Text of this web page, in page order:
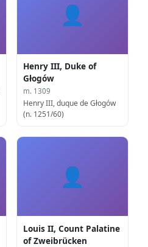
👤
Henry III, Duke of
Głogów
m. 1309
Henry III, duque de Głogów
(n. 1251/60)
👤
Louis II, Count Palatine
of Zweibrücken